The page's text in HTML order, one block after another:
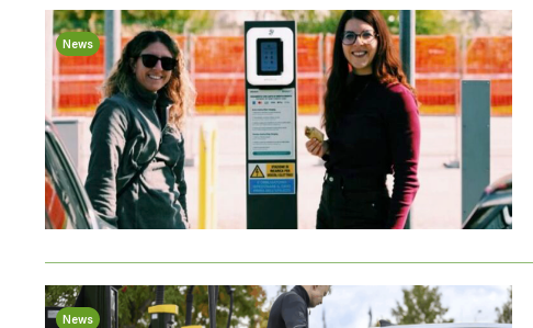
News
News